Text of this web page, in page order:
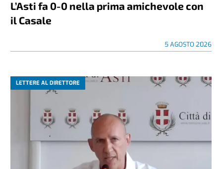
L’Asti fa 0-0 nella prima amichevole con
il Casale
5 AGOSTO 2026
LETTERE AL DIRETTORE